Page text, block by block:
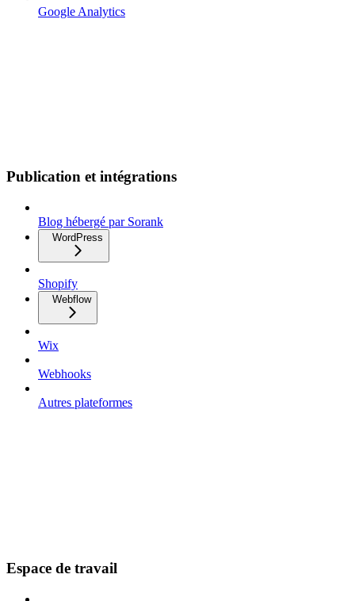
Google Analytics
Publication et intégrations
Blog hébergé par Sorank
WordPress
Shopify
Webflow
Wix
Webhooks
Autres plateformes
Espace de travail